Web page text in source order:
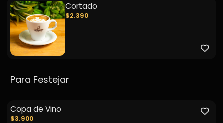
Cortado
$2.390
Para Festejar
Copa de Vino
$3.900